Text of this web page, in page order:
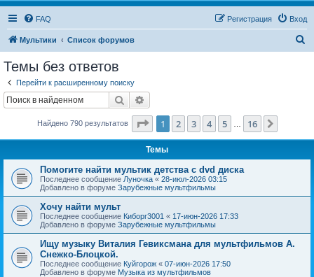
FAQ Вход
Регистрация
Мультики Список форумов
Темы без ответов
Перейти к расширенному поиску
Поиск
Найдено 790 результатов Страница из 16
1 2 3 4 5 16
Темы
Помогите найти мультик детства с dvd диска
Последнее сообщение Луночка « 28-июл-2026 03:15
Добавлено в форуме Зарубежные мультфильмы
Хочу найти мульт
Последнее сообщение Киборг3001 « 17-июн-2026 17:33
Добавлено в форуме Зарубежные мультфильмы
Ищу музыку Виталия Гевиксмана для мультфильмов А.
Снежко-Блоцкой.
Последнее сообщение Куйгорож « 07-июн-2026 17:50
Добавлено в форуме Музыка из мультфильмов